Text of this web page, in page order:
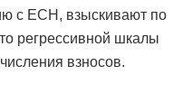
с ЕСН, взыскивают по
регрессивной шкалы
взносов.